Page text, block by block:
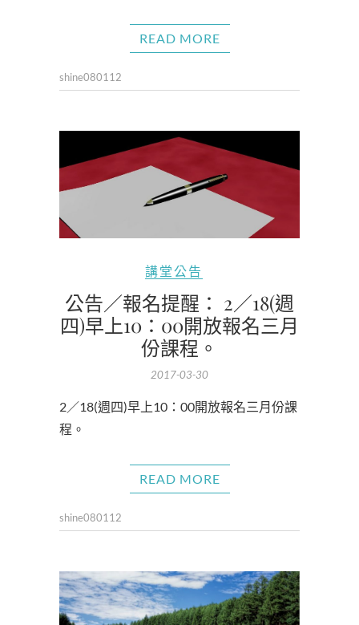
READ MORE
shine080112
講堂公告
公告／報名提醒： 2／18(週
四)早上10：00開放報名三月
份課程。
2017-03-30
2／18(週四)早上10：00開放報名三月份課
程。
READ MORE
shine080112